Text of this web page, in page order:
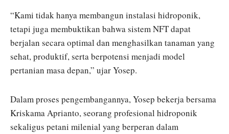
“Kami tidak hanya membangun instalasi hidroponik,
tetapi juga membuktikan bahwa sistem NFT dapat
berjalan secara optimal dan menghasilkan tanaman yang
sehat, produktif, serta berpotensi menjadi model
pertanian masa depan,” ujar Yosep.
Dalam proses pengembangannya, Yosep bekerja bersama
Kriskama Aprianto, seorang profesional hidroponik
sekaligus petani milenial yang berperan dalam